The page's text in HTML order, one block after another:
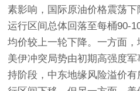
素影响，国际原油价格震荡
运行区间总体回落至每桶90-
均价较上一轮下降。一方面，
美伊冲突局势由初期高强度军
持阶段，中东地缘风险溢价